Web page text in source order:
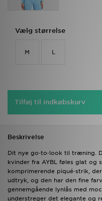
Vælg størrelse
M L
Tilføj til indkøbskurv
Beskrivelse
Dit nye go‑to‑look til træning.
kvinder fra AYBL føles glat og
komprimerende piqué‑strik,
udtryk, og den har den fine
gennemgående lynlås med
understreger det elegante og